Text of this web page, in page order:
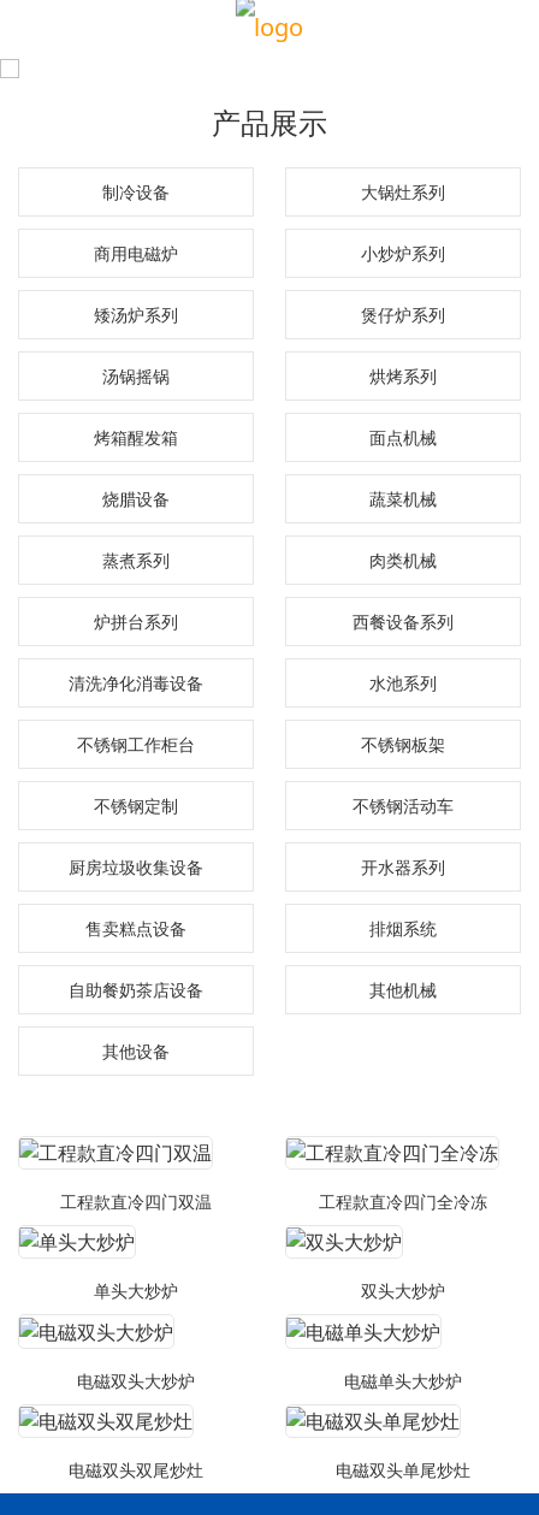
产品展示
制冷设备 大锅灶系列
商用电磁炉 小炒炉系列
矮汤炉系列 煲仔炉系列
汤锅摇锅 烘烤系列
烤箱醒发箱 面点机械
烧腊设备 蔬菜机械
蒸煮系列 肉类机械
炉拼台系列 西餐设备系列
清洗净化消毒设备 水池系列
不锈钢工作柜台 不锈钢板架
不锈钢定制 不锈钢活动车
厨房垃圾收集设备 开水器系列
售卖糕点设备 排烟系统
自助餐奶茶店设备 其他机械
其他设备
工程款直冷四门双温 工程款直冷四门全冷冻
单头大炒炉 双头大炒炉
电磁双头大炒炉 电磁单头大炒炉
电磁双头双尾炒灶 电磁双头单尾炒灶